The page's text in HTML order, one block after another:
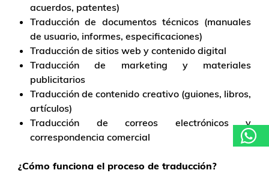
acuerdos, patentes)
Traducción de documentos técnicos (manuales
de usuario, informes, especificaciones)
Traducción de sitios web y contenido digital
Traducción de marketing y materiales
publicitarios
Traducción de contenido creativo (guiones, libros,
artículos)
Traducción de correos electrónicos y
correspondencia comercial
¿Cómo funciona el proceso de traducción?